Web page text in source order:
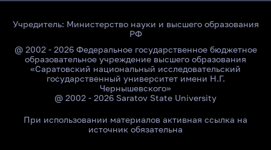
Учредитель: Министерство науки и высшего образования
РФ
@ 2002 - 2026 Федеральное государственное бюджетное
образовательное учреждение высшего образования
«Саратовский национальный исследовательский
государственный университет имени Н.Г.
Чернышевского»
@ 2002 - 2026 Saratov State University
При использовании материалов активная ссылка на
источник обязательна